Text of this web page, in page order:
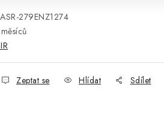
ASR-279ENZ1274
Zeptat se Hlídat Sdílet